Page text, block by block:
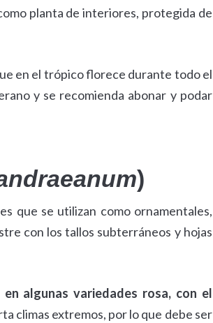
planta de interiores, protegida de
en el trópico florece durante todo el
y se recomienda abonar y podar
)
que se utilizan como ornamentales,
con los tallos subterráneos y hojas
algunas variedades rosa, con el
climas extremos, por lo que debe ser